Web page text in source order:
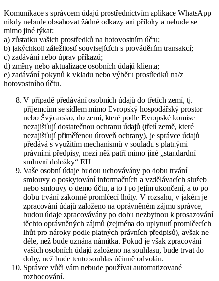
Komunikace s správcem údajů prostřednictvím aplikace WhatsApp
nikdy nebude obsahovat žádné odkazy ani přílohy a nebude se
mimo jiné týkat:
a) zůstatku vašich prostředků na hotovostním účtu;
b) jakýchkoli záležitostí souvisejících s prováděním transakcí;
c) zadávání nebo úprav příkazů;
d) změny nebo aktualizace osobních údajů klienta;
e) zadávání pokynů k vkladu nebo výběru prostředků na/z
hotovostního účtu.
V případě předávání osobních údajů do třetích zemí, tj.
příjemcům se sídlem mimo Evropský hospodářský prostor
nebo Švýcarsko, do zemí, které podle Evropské komise
nezajišťují dostatečnou ochranu údajů (třetí země, které
nezajišťují přiměřenou úroveň ochrany), je správce údajů
předává s využitím mechanismů v souladu s platnými
právními předpisy, mezi něž patří mimo jiné „standardní
smluvní doložky“ EU.
Vaše osobní údaje budou uchovávány po dobu trvání
smlouvy o poskytování informačních a vzdělávacích služeb
nebo smlouvy o demo účtu, a to i po jejím ukončení, a to po
dobu trvání zákonné promlčecí lhůty. V rozsahu, v jakém je
zpracování údajů založeno na oprávněném zájmu správce,
budou údaje zpracovávány po dobu nezbytnou k prosazování
těchto oprávněných zájmů (zejména do uplynutí promlčecích
lhůt pro nároky podle platných právních předpisů), avšak ne
déle, než bude uznána námitka. Pokud je však zpracování
vašich osobních údajů založeno na souhlasu, bude trvat do
doby, než bude tento souhlas účinně odvolán.
Správce vůči vám nebude používat automatizované
rozhodování.